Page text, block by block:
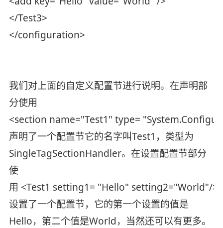
</Test3>
</configuration>
我们对上面的自定义配置节进行说明。在声明部
分使用
<section name="Test1" type=
声明了一个配置节它的名字叫Test1，类型为
SingleTagSectionHandler。在设置配置节部分
使
用 <Test1 setting1= "Hello" setting2="World"/>
设置了一个配置节，它的第一个设置的值是
Hello，第二个值是World，当然还可以有更多。